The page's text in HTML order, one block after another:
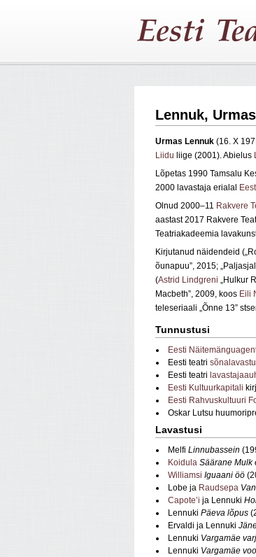
Lennuk, Urmas
Urmas Lennuk (16. X
Liidu liige (2001). Abielus
Lõpetas 1990 Tamsalu
2000 lavastaja erialal
Olnud 2000–11 Rakvere
aastast 2017 Rakvere
Teatriakadeemia
Kirjutanud näidendeid
õunapuu”, 2015;
(Astrid Lindgreni „Hulkur
Macbeth”, 2009, koos Eili
teleseriaali „Õnne 13”
Tunnustusi
Eesti
Eesti teatri
Eesti teatri
Eesti Kultuurkapitali
Eesti Rahvuskultuuri
Oskar Lutsu
Lavastusi
Melfi Linnubassein
Koidula Säärane Mulk
Williamsi Iguaani öö
Lobe ja Raudsepa
Capote’i ja Lennuki
Lennuki Päeva lõpus
Ervaldi ja Lennuki
Lennuki Vargamäe
Lennuki Vargamäe